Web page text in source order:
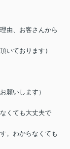
由、お客さんから
いております）
願いします）
くても大丈夫で
。わからなくても